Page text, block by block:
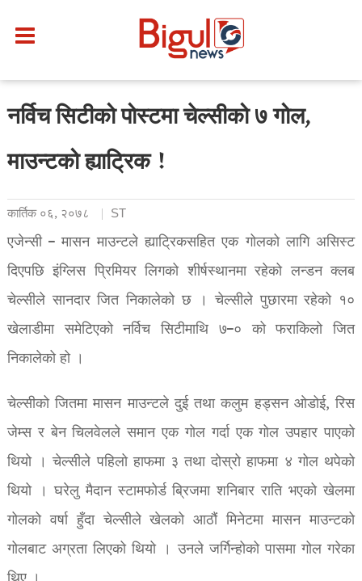
नर्विच सिटीको पोस्टमा चेल्सीको ७ गोल,
माउन्टको ह्याट्रिक !
कार्तिक ०६, २०७८ ST
एजेन्सी – मासन माउन्टले ह्याट्रिकसहित एक गोलको लागि असिस्ट
दिएपछि इंग्लिस प्रिमियर लिगको शीर्षस्थानमा रहेको लन्डन क्लब
चेल्सीले सानदार जित निकालेको छ । चेल्सीले पुछारमा रहेको १०
खेलाडीमा समेटिएको नर्विच सिटीमाथि ७–० को फराकिलो जित
निकालेको हो ।
चेल्सीको जितमा मासन माउन्टले दुई तथा कलुम हड्सन ओडोई, रिस
जेम्स र बेन चिलवेलले समान एक गोल गर्दा एक गोल उपहार पाएको
थियो । चेल्सीले पहिलो हाफमा ३ तथा दोस्रो हाफमा ४ गोल थपेको
थियो । घरेलु मैदान स्टामफोर्ड ब्रिजमा शनिबार राति भएको खेलमा
गोलको वर्षा हुँदा चेल्सीले खेलको आठौं मिनेटमा मासन माउन्टको
गोलबाट अग्रता लिएको थियो । उनले जर्गिन्होको पासमा गोल गरेका